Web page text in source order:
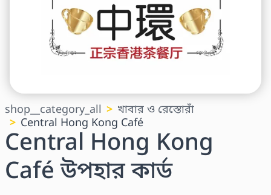
shop__category_all
খাবার ও রেস্তোরাঁ
Central Hong Kong Café
Central Hong Kong
Café উপহার কার্ড